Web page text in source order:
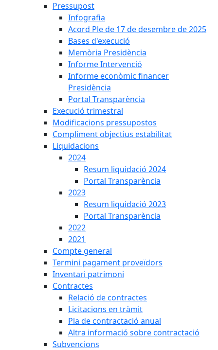
Pressupost
Infografia
Acord Ple de 17 de desembre de 2025
Bases d'execució
Memòria Presidència
Informe Intervenció
Informe econòmic financer
Presidència
Portal Transparència
Execució trimestral
Modificacions pressupostos
Compliment objectius estabilitat
Liquidacions
2024
Resum liquidació 2024
Portal Transparència
2023
Resum liquidació 2023
Portal Transparència
2022
2021
Compte general
Termini pagament proveïdors
Inventari patrimoni
Contractes
Relació de contractes
Licitacions en tràmit
Pla de contractació anual
Altra informació sobre contractació
Subvencions